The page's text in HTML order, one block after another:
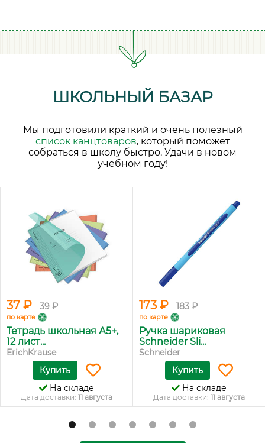
ШКОЛЬНЫЙ БАЗАР
Мы подготовили краткий и очень полезный
список канцтоваров, который поможет
собраться в школу быстро. Удачи в новом
учебном году!
37 ₽ 39 ₽
по карте
Тетрадь школьная А5+,
12 лист...
ErichKrause
Купить
На складе
Дата доставки: 11 августа
173 ₽ 183 ₽
по карте
Ручка шариковая
Schneider Sli...
Schneider
Купить
На складе
Дата доставки: 11 августа